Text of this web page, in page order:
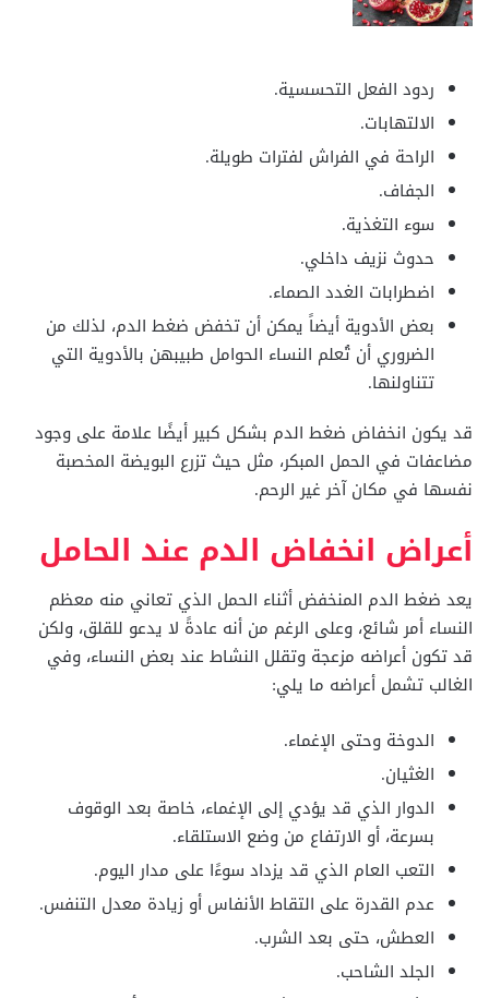
ردود الفعل التحسسية.
الالتهابات.
الراحة في الفراش لفترات طويلة.
الجفاف.
سوء التغذية.
حدوث نزيف داخلي.
اضطرابات الغدد الصماء.
بعض الأدوية أيضاً يمكن أن تخفض ضغط الدم، لذلك من
الضروري أن تُعلم النساء الحوامل طبيبهن بالأدوية التي
تتناولنها.
قد يكون انخفاض ضغط الدم بشكل كبير أيضًا علامة على وجود
مضاعفات في الحمل المبكر، مثل حيث تزرع البويضة المخصبة
نفسها في مكان آخر غير الرحم.
أعراض انخفاض الدم عند الحامل
يعد ضغط الدم المنخفض أثناء الحمل الذي تعاني منه معظم
النساء أمر شائع، وعلى الرغم من أنه عادةً لا يدعو للقلق، ولكن
قد تكون أعراضه مزعجة وتقلل النشاط عند بعض النساء، وفي
الغالب تشمل أعراضه ما يلي:
الدوخة وحتى الإغماء.
الغثيان.
الدوار الذي قد يؤدي إلى الإغماء، خاصة بعد الوقوف
بسرعة، أو الارتفاع من وضع الاستلقاء.
التعب العام الذي قد يزداد سوءًا على مدار اليوم.
عدم القدرة على التقاط الأنفاس أو زيادة معدل التنفس.
العطش، حتى بعد الشرب.
الجلد الشاحب.